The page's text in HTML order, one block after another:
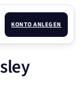
KONTO ANLEGEN